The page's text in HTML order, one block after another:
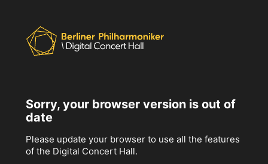
Sorry, your browser version is out of
date
Please update your browser to use all the features
of the Digital Concert Hall.